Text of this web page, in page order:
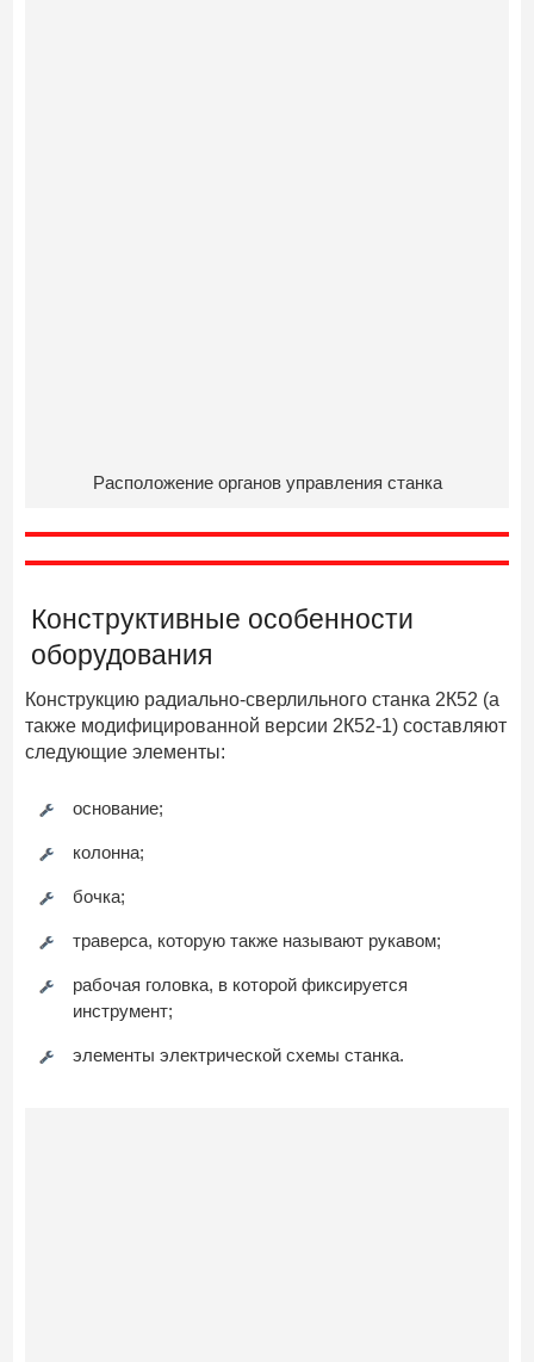
Расположение органов управления станка
Конструктивные особенности
оборудования
Конструкцию радиально-сверлильного станка 2К52 (а
также модифицированной версии 2К52-1) составляют
следующие элементы:
основание;
колонна;
бочка;
траверса, которую также называют рукавом;
рабочая головка, в которой фиксируется
инструмент;
элементы электрической схемы станка.